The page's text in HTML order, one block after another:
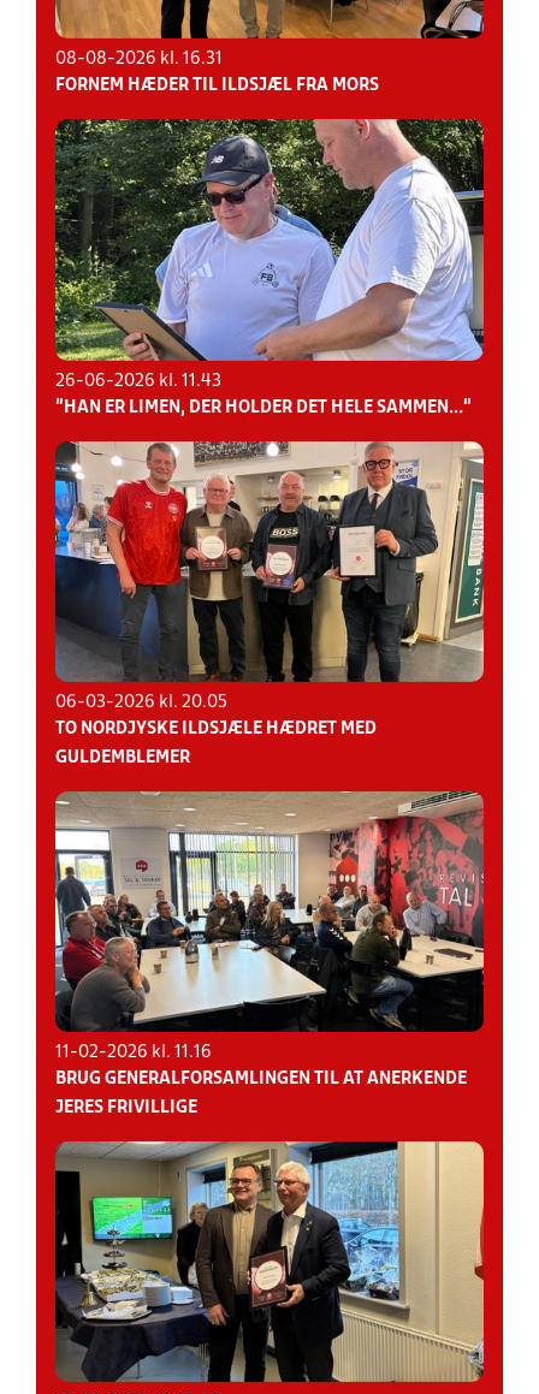
08-08-2026 kl. 16.31
FORNEM HÆDER TIL ILDSJÆL FRA MORS
26-06-2026 kl. 11.43
"HAN ER LIMEN, DER HOLDER DET HELE SAMMEN..."
06-03-2026 kl. 20.05
TO NORDJYSKE ILDSJÆLE HÆDRET MED
GULDEMBLEMER
11-02-2026 kl. 11.16
BRUG GENERALFORSAMLINGEN TIL AT ANERKENDE
JERES FRIVILLIGE